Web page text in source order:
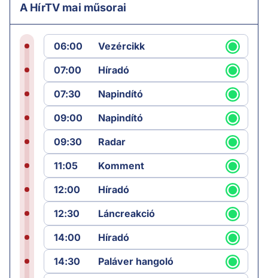
A HírTV mai műsorai
06:00
Vezércikk
07:00
Híradó
07:30
Napindító
09:00
Napindító
09:30
Radar
11:05
Komment
12:00
Híradó
12:30
Láncreakció
14:00
Híradó
14:30
Paláver hangoló